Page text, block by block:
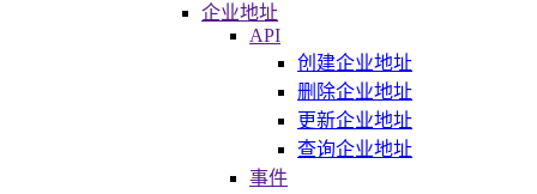
企业地址
API
创建企业地址
删除企业地址
更新企业地址
查询企业地址
事件